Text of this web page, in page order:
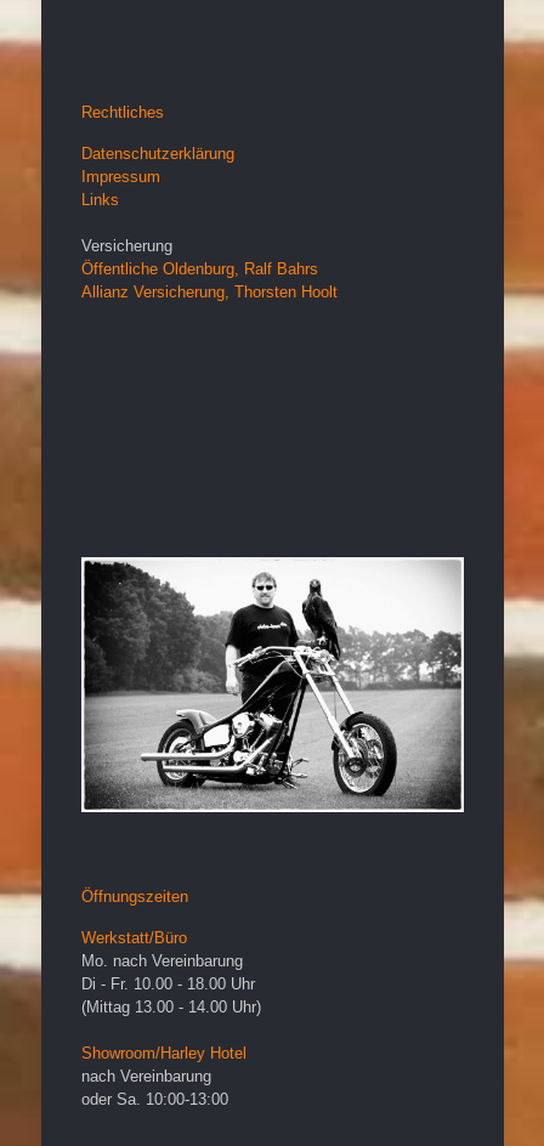
Rechtliches
Datenschutzerklärung
Impressum
Links
Versicherung
Öffentliche Oldenburg, Ralf Bahrs
Allianz Versicherung, Thorsten Hoolt
Öffnungszeiten
Werkstatt/Büro
Mo. nach Vereinbarung
Di - Fr. 10.00 - 18.00 Uhr
(Mittag 13.00 - 14.00 Uhr)
Showroom/Harley Hotel
nach Vereinbarung
oder Sa. 10:00-13:00